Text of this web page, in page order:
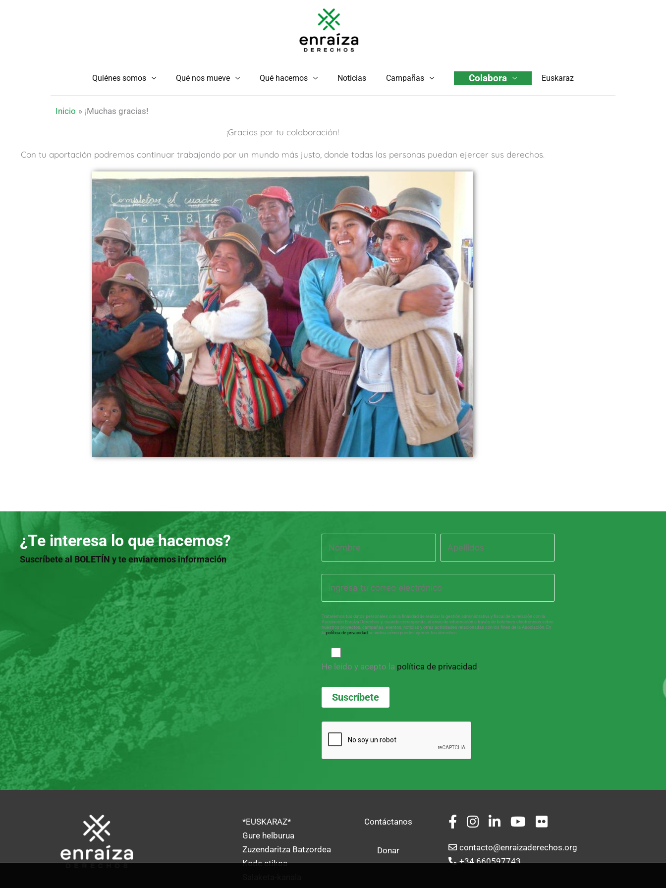
Quiénes somos Qué nos mueve Qué hacemos Noticias Campañas Colabora Euskaraz
Inicio ¡Muchas gracias!
¡Gracias por tu colaboración!
Con tu aportación podremos continuar trabajando por un mundo más justo, donde todas las personas puedan ejercer sus derechos.
¿Te interesa lo que hacemos?
Suscríbete al BOLETÍN y te enviaremos información
Trataremos tus datos personales con la finalidad de realizar la gestión administrativa y fiscal de tu relación con la
Asociación Enraíza Derechos y, cuando corresponda, el envío de información a través de boletines electrónicos sobre
nuestros proyectos, campañas, eventos, noticias y otras actividades relacionadas con los fines de la Asociación. En
lapolítica de privacidad se indica cómo puedes ejercer tus derechos.
He leído y acepto la política de privacidad .
*EUSKARAZ*
Gure helburua
Zuzendaritza Batzordea
Kode etikoa
Contáctanos
Donar
contacto@enraizaderechos.org
+34 660597743